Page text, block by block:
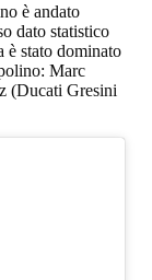
è andato
dato statistico
è stato dominato
Marc
(Ducati Gresini